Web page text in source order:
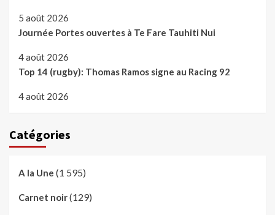
5 août 2026
Journée Portes ouvertes à Te Fare Tauhiti Nui
4 août 2026
Top 14 (rugby): Thomas Ramos signe au Racing 92
4 août 2026
Catégories
A la Une (1 595)
Carnet noir(129)